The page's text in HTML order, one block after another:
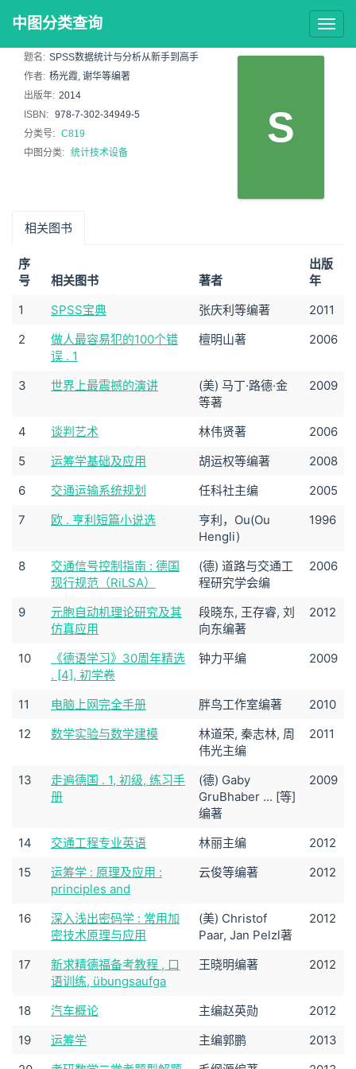
中图分类查询
S
题名: SPSS数据统计与分析从新手到高手
作者: 杨光霞, 谢华等编著
出版年: 2014
ISBN: 978-7-302-34949-5
分类号: C819
中图分类: 统计技术设备
相关图书
序
号
相关图书 著者
出版
年
1
SPSS宝典 张庆利等编著
2011
2
做人最容易犯的100个错
误 . 1
檀明山著 2006
3 世界上最震撼的演讲
(美) 马丁·路德·金
等著
2009
4 谈判艺术 林伟贤著
2006
5
运筹学基础及应用 胡运权等编著
2008
6
交通运输系统规划 任科社主编
2005
7
欧 . 亨利短篇小说选
亨利，Ou(Ou
Hengli)
1996
8
交通信号控制指南 : 德国
现行规范（RiLSA）
(德) 道路与交通工
程研究学会编
2006
9
元胞自动机理论研究及其
仿真应用
段晓东, 王存睿, 刘
向东编著
2012
10
《德语学习》30周年精选
. [4], 初学卷
钟力平编 2009
11 电脑上网完全手册 胖鸟工作室编著
2010
12
数学实验与数学建模
林道荣, 秦志林, 周
伟光主编
2011
13
走遍德国 . 1, 初级, 练习手
册
(德) Gaby
GruBhaber ... [等]
编著
2009
14 交通工程专业英语 林丽主编
2012
15
运筹学 : 原理及应用 :
principles and
云俊等编著 2012
16
深入浅出密码学 : 常用加
密技术原理与应用
(美) Christof
Paar, Jan Pelzl著
2012
17
新求精德福备考教程 , 口
语训练, übungsaufga
王晓明编著 2012
18 汽车概论 主编赵英勋
2012
19
运筹学 主编郭鹏
2013